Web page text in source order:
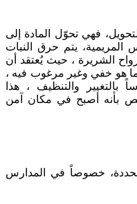
فهي تحوّل المادة إلى
يتم حرق النبات
الشريرة ، حيث يُعتقد أن
هو خفي وغير مرغوب فيه ،
بالتغيير والتنظيف ، هذا
بأنه أصبح في مكان آمن
خصوصاً في المدارس